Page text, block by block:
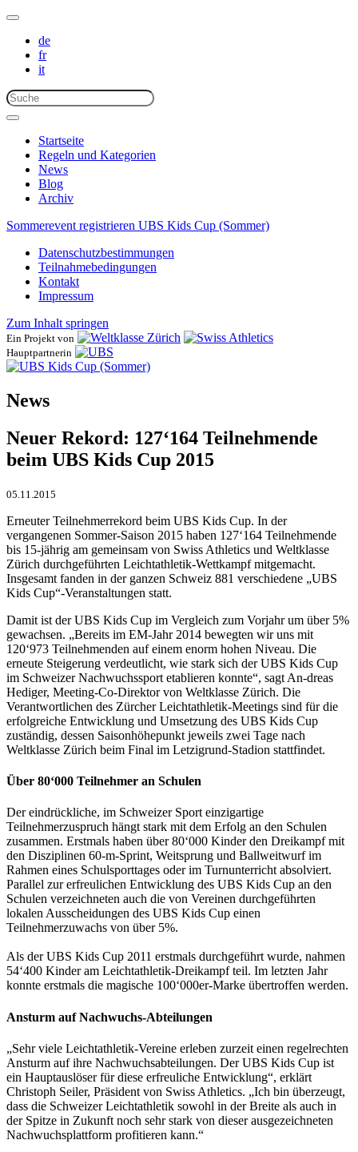
de
fr
it
Startseite
Regeln und Kategorien
News
Blog
Archiv
Sommerevent registrieren UBS Kids Cup (Sommer)
Datenschutzbestimmungen
Teilnahmebedingungen
Kontakt
Impressum
Zum Inhalt springen
Ein Projekt von
Hauptpartnerin
News
Neuer Rekord: 127‘164 Teilnehmende
beim UBS Kids Cup 2015
05.11.2015
Erneuter Teilnehmerrekord beim UBS Kids Cup. In der
vergangenen Sommer-Saison 2015 haben 127‘164 Teilnehmende
bis 15-jährig am gemeinsam von Swiss Athletics und Weltklasse
Zürich durchgeführten Leichtathletik-Wettkampf mitgemacht.
Insgesamt fanden in der ganzen Schweiz 881 verschiedene „UBS
Kids Cup“-Veranstaltungen statt.
Damit ist der UBS Kids Cup im Vergleich zum Vorjahr um über 5%
gewachsen. „Bereits im EM-Jahr 2014 bewegten wir uns mit
120‘973 Teilnehmenden auf einem enorm hohen Niveau. Die
erneute Steigerung verdeutlicht, wie stark sich der UBS Kids Cup
im Schweizer Nachwuchssport etablieren konnte“, sagt An-dreas
Hediger, Meeting-Co-Direktor von Weltklasse Zürich. Die
Verantwortlichen des Zürcher Leichtathletik-Meetings sind für die
erfolgreiche Entwicklung und Umsetzung des UBS Kids Cup
zuständig, dessen Saisonhöhepunkt jeweils zwei Tage nach
Weltklasse Zürich beim Final im Letzigrund-Stadion stattfindet.
Über 80‘000 Teilnehmer an Schulen
Der eindrückliche, im Schweizer Sport einzigartige
Teilnehmerzuspruch hängt stark mit dem Erfolg an den Schulen
zusammen. Erstmals haben über 80‘000 Kinder den Dreikampf mit
den Disziplinen 60-m-Sprint, Weitsprung und Ballweitwurf im
Rahmen eines Schulsporttages oder im Turnunterricht absolviert.
Parallel zur erfreulichen Entwicklung des UBS Kids Cup an den
Schulen verzeichneten auch die von Vereinen durchgeführten
lokalen Ausscheidungen des UBS Kids Cup einen
Teilnehmerzuwachs von über 5%.
Als der UBS Kids Cup 2011 erstmals durchgeführt wurde, nahmen
54‘400 Kinder am Leichtathletik-Dreikampf teil. Im letzten Jahr
konnte erstmals die magische 100‘000er-Marke übertroffen werden.
Ansturm auf Nachwuchs-Abteilungen
„Sehr viele Leichtathletik-Vereine erleben zurzeit einen regelrechten
Ansturm auf ihre Nachwuchsabteilungen. Der UBS Kids Cup ist
ein Hauptauslöser für diese erfreuliche Entwicklung“, erklärt
Christoph Seiler, Präsident von Swiss Athletics. „Ich bin überzeugt,
dass die Schweizer Leichtathletik sowohl in der Breite als auch in
der Spitze in Zukunft noch sehr stark von dieser ausgezeichneten
Nachwuchsplattform profitieren kann.“